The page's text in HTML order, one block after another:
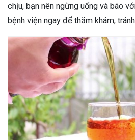
chịu, bạn nên ngừng uống và báo
bệnh viện ngay để thăm khám,